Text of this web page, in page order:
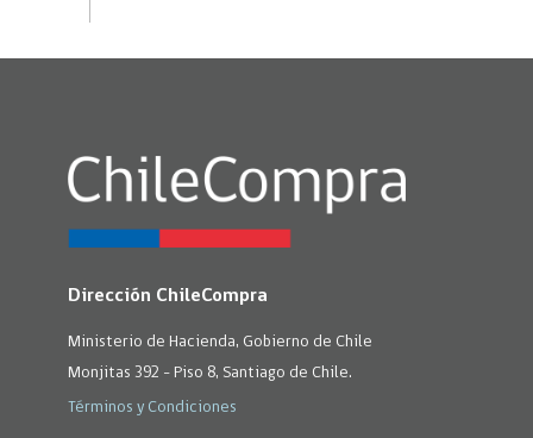
Dirección ChileCompra
Ministerio de Hacienda, Gobierno de Chile
Monjitas 392 - Piso 8, Santiago de Chile.
Términos y Condiciones